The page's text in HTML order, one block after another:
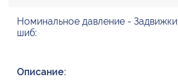
Номинальное давление - Задвижки
шиб:
Описание: